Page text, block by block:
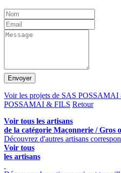
Envoyer
Voir les projets de SAS
POSSAMAI & FILS Retour
Voir tous les artisans
de la catégorie Maçonnerie / Gros
Découvrez d'autres artisans
Voir tous
les artisans